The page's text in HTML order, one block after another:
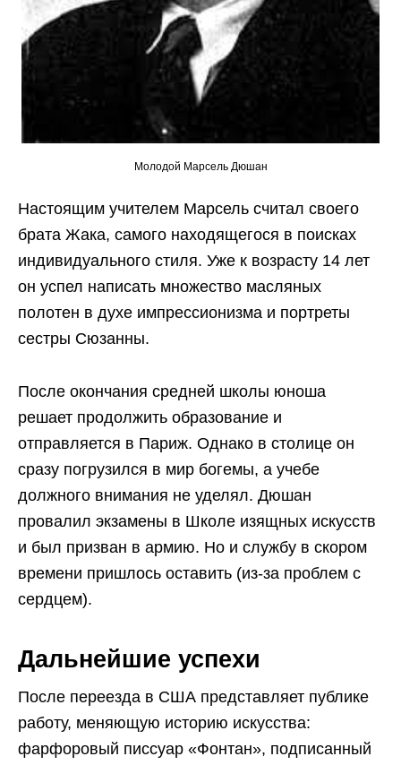
Молодой Марсель Дюшан
Настоящим учителем Марсель считал своего
брата Жака, самого находящегося в поисках
индивидуального стиля. Уже к возрасту 14 лет
он успел написать множество масляных
полотен в духе импрессионизма и портреты
сестры Сюзанны.
После окончания средней школы юноша
решает продолжить образование и
отправляется в Париж. Однако в столице он
сразу погрузился в мир богемы, а учебе
должного внимания не уделял. Дюшан
провалил экзамены в Школе изящных искусств
и был призван в армию. Но и службу в скором
времени пришлось оставить (из-за проблем с
сердцем).
Дальнейшие успехи
После переезда в США представляет публике
работу, меняющую историю искусства:
фарфоровый писсуар «Фонтан», подписанный